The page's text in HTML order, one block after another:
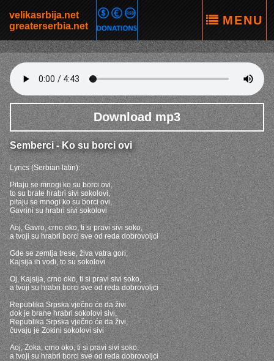
Download mp3
Semberci - Ko su borci ovi
Lyrics (Serbian latin):
Pitaju se mnogi ko su borci ovi,
to su brate hrabri sivi sokolovi,
pitaju se mnogi ko su borci ovi,
Gavrini su hrabri sivi sokolovi
Aoj, Gavro, crno oko, ti si pravi sivi soko,
a tvoji su hrabri borci sve od reda dobrovoljci
Gde se zemlja trese, živa vatra gori,
Kajsija ih vodi, to su sokolovi
Oj, Kajsija, crno oko, ti si pravi sivi soko,
a tvoji su hrabri borci sve od reda dobrovoljci
Republika Srpska vječno će da živi
dok je brane hrabri sokolovi sivi,
Republika Srpska vječno će da živi,
čuvaju je Zokini sokolovi sivi
Aoj, Zoka, crno oko, ti si pravi sivi soko,
a tvoji su hrabri borci sve od reda dobrovoljci